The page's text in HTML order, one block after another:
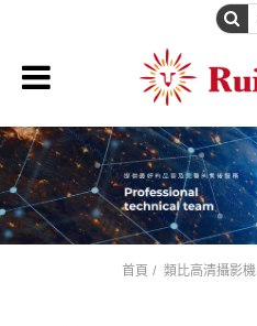
首頁 類比高清攝影機